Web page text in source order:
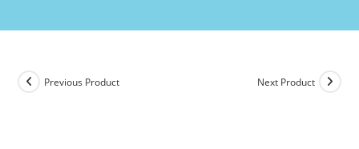
Previous Product Next Product